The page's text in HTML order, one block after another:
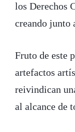
los Derechos
creando junto
Fruto de este
artefactos
reivindican
al alcance de